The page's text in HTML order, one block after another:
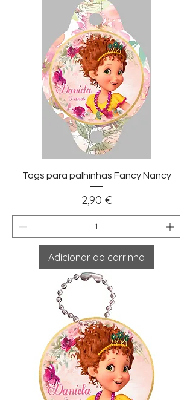
Tags para palhinhas Fancy Nancy
Preço
2,90 €
Adicionar ao carrinho